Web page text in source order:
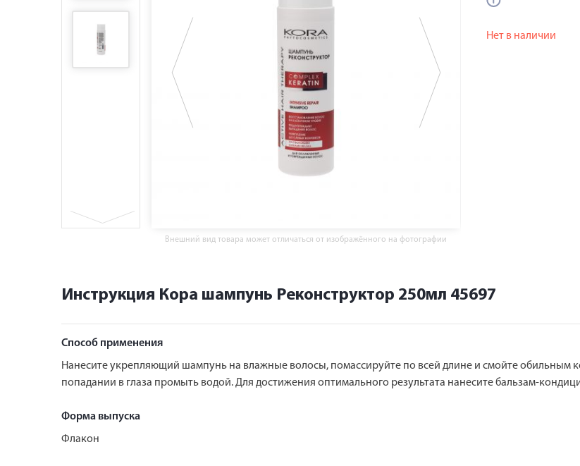
Внешний вид товара может отличаться от изображённого на фотографии
Нет в наличии
Инструкция Кора шампунь Реконструктор 250мл 45697
Способ применения
Нанесите укрепляющий шампунь на влажные волосы, помассируйте по всей длине и смойте обильным
попадании в глаза промыть водой. Для достижения оптимального результата нанесите бальзам-
Форма выпуска
Флакон